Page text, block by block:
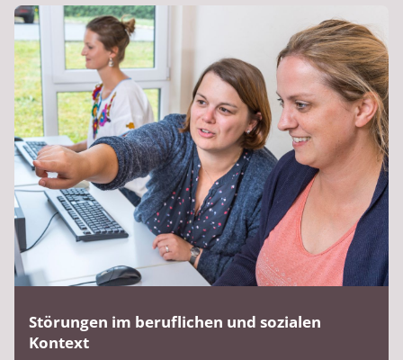
Störungen im beruflichen und sozialen
Kontext